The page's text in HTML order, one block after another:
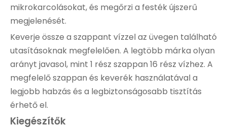
mikrokarcolásokat, és megőrzi a festék újszerű
megjelenését.
Keverje össze a szappant vízzel az üvegen található
utasításoknak megfelelően. A legtöbb márka olyan
arányt javasol, mint 1 rész szappan 16 rész vízhez. A
megfelelő szappan és keverék használatával a
legjobb habzás és a legbiztonságosabb tisztítás
érhető el.
Kiegészítők